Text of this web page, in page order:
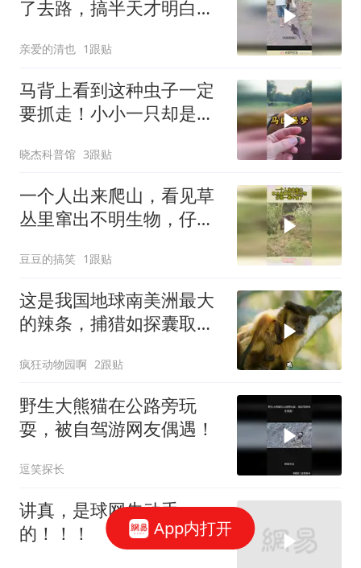
了去路，搞半天才明白有
亲爱的清也 1跟贴
马背上看到这种虫子一定
要抓走！小小一只却是马
晓杰科普馆 3跟贴
一个人出来爬山，看见草
丛里窜出不明生物，仔细
豆豆的搞笑 1跟贴
这是我国地球南美洲最大
的辣条，捕猎如探囊取物
疯狂动物园啊 2跟贴
野生大熊猫在公路旁玩
耍，被自驾游网友偶遇！
逗笑探长
讲真，是球网先动手
的！！！
App内打开